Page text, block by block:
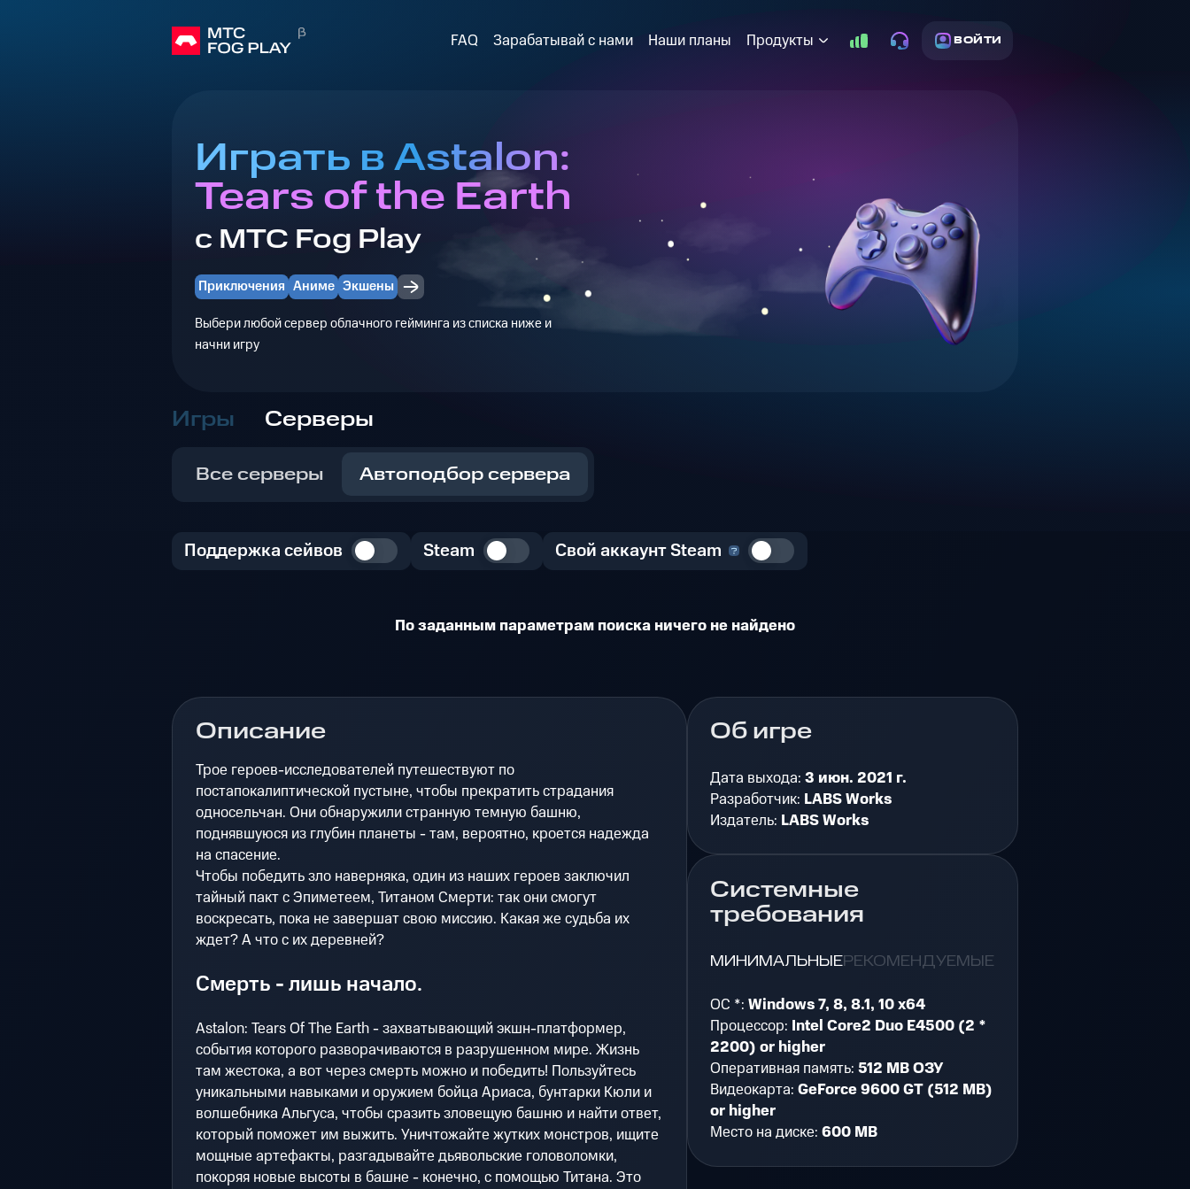
FAQ Зарабатывай с нами Наши планы Продукты ВОЙТИ
Играть в Astalon:
Tears of the Earth
с МТС Fog Play
Приключения Аниме Экшены
Выбери любой сервер облачного гейминга из списка ниже и
начни игру
Игры Серверы
Все серверы Автоподбор сервера
Поддержка сейвов Steam Свой аккаунт Steam
По заданным параметрам поиска ничего не найдено
Описание
Трое героев-исследователей путешествуют по
постапокалиптической пустыне, чтобы прекратить страдания
односельчан. Они обнаружили странную темную башню,
поднявшуюся из глубин планеты - там, вероятно, кроется надежда
на спасение.
Чтобы победить зло наверняка, один из наших героев заключил
тайный пакт с Эпиметеем, Титаном Смерти: так они смогут
воскресать, пока не завершат свою миссию. Какая же судьба их
ждет? А что с их деревней?
Смерть - лишь начало.
Astalon: Tears Of The Earth - захватывающий экшн-платформер,
события которого разворачиваются в разрушенном мире. Жизнь
там жестока, а вот через смерть можно и победить! Пользуйтесь
уникальными навыками и оружием бойца Ариаса, бунтарки Кюли и
волшебника Альгуса, чтобы сразить зловещую башню и найти ответ,
который поможет им выжить. Уничтожайте жутких монстров, ищите
мощные артефакты, разгадывайте дьявольские головоломки,
покоряя новые высоты в башне - конечно, с помощью Титана. Это
Об игре
Дата выхода:3 июн. 2021 г.
Разработчик: LABS Works
Издатель: LABS Works
Системные
требования
МИНИМАЛЬНЫЕРЕКОМЕНДУЕМЫЕ
ОС *:Windows 7, 8, 8.1, 10 x64
Процессор: Intel Core2 Duo E4500 (2 *
2200) or higher
Оперативная память:512 MB ОЗУ
Видеокарта:GeForce 9600 GT (512 MB)
or higher
Место на диске:600 MB